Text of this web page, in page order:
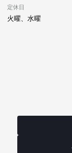
定休日
火曜、水曜